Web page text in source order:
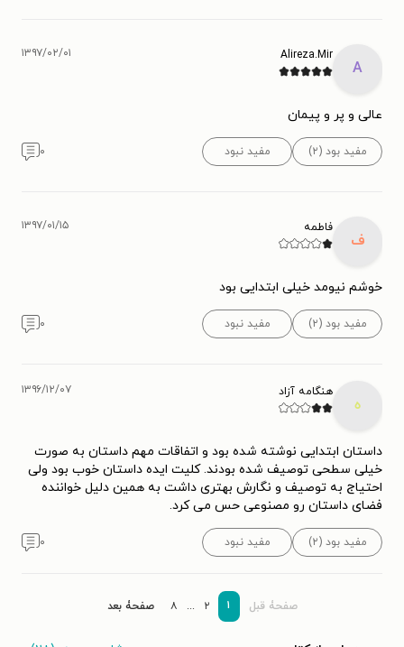
A
Alireza.Mir ۱۳۹۷/۰۲/۰۱
عالی و پر و پیمان
مفید بود (۲) مفید نبود ۰
ف
فاطمه ۱۳۹۷/۰۱/۱۵
خوشم نیومد خیلی ابتدایی بود
مفید بود (۲) مفید نبود ۰
ه
هنگامه آزاد ۱۳۹۶/۱۲/۰۷
داستان ابتدایی نوشته شده بود و اتفاقات مهم داستان به صورت
خیلی سطحی توصیف شده بودند. کلیت ایده داستان خوب بود ولی
احتیاج به توصیف و نگارش بهتری داشت به همین دلیل خواننده
فضای داستان رو مصنوعی حس می کرد.
مفید بود (۲) مفید نبود ۰
صفحۀ قبل ۱ ۲ ... ۸ صفحۀ بعد